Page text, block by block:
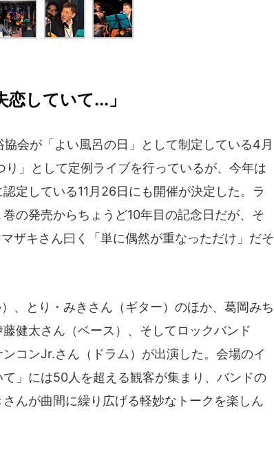
恋していて...」
会が「よい風呂の日」として制定している4月
」として定例ライブを行っているが、今年は
定している11月26日にも開催が決定した。ラ
の発売からちょうど10年目の記念日だが、そ
ザキさん曰く「単に偶然が重なっただけ」だそ
、とり・みきさん（ギター）のほか、葛岡みち
健太さん（ベース）、そしてロックバンド
コンJr.さん（ドラム）が出演した。会場のイ
」には50人を超える観客が集まり、バンドの
んが曲間に繰り広げる軽妙なトークを楽しん